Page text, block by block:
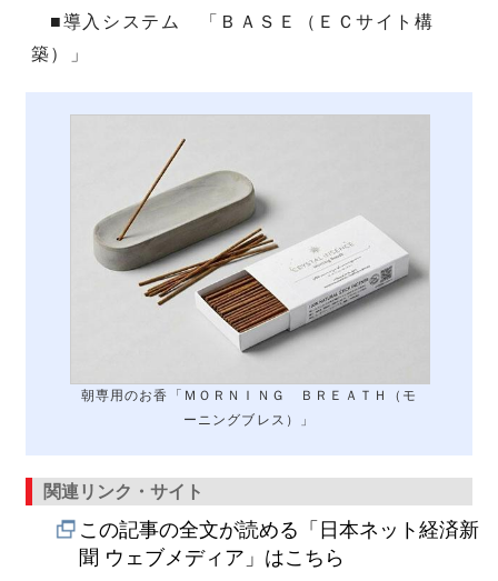
■導入システム 「ＢＡＳＥ（ＥＣサイト構
築）」
朝専用のお香「ＭＯＲＮＩＮＧ ＢＲＥＡＴＨ（モ
ーニングブレス）」
関連リンク・サイト
この記事の全文が読める「日本ネット経済新
聞 ウェブメディア」はこちら